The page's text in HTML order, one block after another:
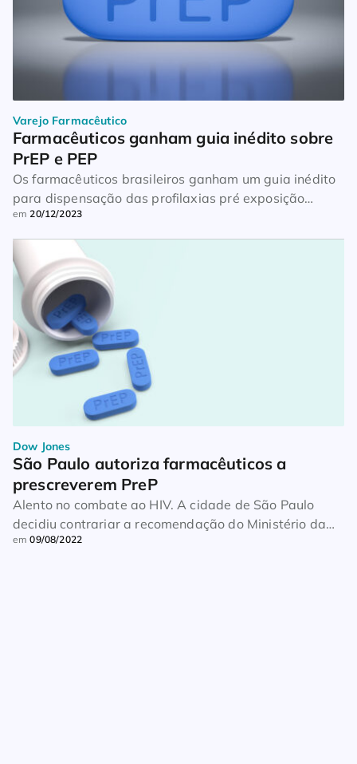
Varejo Farmacêutico
Farmacêuticos ganham guia inédito sobre
PrEP e PEP
Os farmacêuticos brasileiros ganham um guia inédito
para dispensação das profilaxias pré exposição
(PrEP) e pós exposição (PEP) ao vírus HIV. A iniciativa
partiu do Conselho Federal de Farmácia (CFF), por
meio do Grupo de Trabalho sobre Cuidado
Farmacêutico à População LGBTQIAPN+, e engloba
dois manuais. “Quero registrar algo que é histórico: a
primeira vez […]
em20/12/2023
Dow Jones
São Paulo autoriza farmacêuticos a
prescreverem PreP
Alento no combate ao HIV. A cidade de São Paulo
decidiu contrariar a recomendação do Ministério da
Saúde e manterá a autorização para farmacêuticos
em09/08/2022